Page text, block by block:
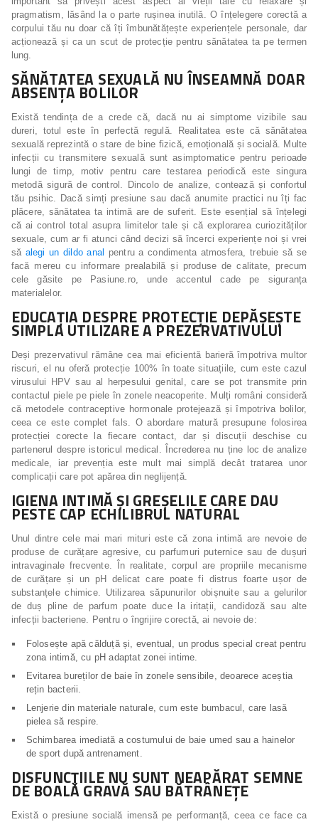
pragmatism, lăsând la o parte rușinea inutilă. O înțelegere corectă a
corpului tău nu doar că îți îmbunătățește experiențele personale, dar
acționează și ca un scut de protecție pentru sănătatea ta pe termen
lung.
SĂNĂTATEA SEXUALĂ NU ÎNSEAMNĂ DOAR
ABSENȚA BOLILOR
Există tendința de a crede că, dacă nu ai simptome vizibile sau
dureri, totul este în perfectă regulă. Realitatea este că sănătatea
sexuală reprezintă o stare de bine fizică, emoțională și socială. Multe
infecții cu transmitere sexuală sunt asimptomatice pentru perioade
lungi de timp, motiv pentru care testarea periodică este singura
metodă sigură de control. Dincolo de analize, contează și confortul
tău psihic. Dacă simți presiune sau dacă anumite practici nu îți fac
plăcere, sănătatea ta intimă are de suferit. Este esențial să înțelegi
că ai control total asupra limitelor tale și că explorarea curiozităților
sexuale, cum ar fi atunci când decizi să încerci experiențe noi și vrei
să alegi un dildo anal pentru a condimenta atmosfera, trebuie să se
facă mereu cu informare prealabilă și produse de calitate, precum
cele găsite pe Pasiune.ro, unde accentul cade pe siguranța
materialelor.
EDUCAȚIA DESPRE PROTECȚIE DEPĂȘEȘTE
SIMPLA UTILIZARE A PREZERVATIVULUI
Deși prezervativul rămâne cea mai eficientă barieră împotriva multor
riscuri, el nu oferă protecție 100% în toate situațiile, cum este cazul
virusului HPV sau al herpesului genital, care se pot transmite prin
contactul piele pe piele în zonele neacoperite. Mulți români consideră
că metodele contraceptive hormonale protejează și împotriva bolilor,
ceea ce este complet fals. O abordare matură presupune folosirea
protecției corecte la fiecare contact, dar și discuții deschise cu
partenerul despre istoricul medical. Încrederea nu ține loc de analize
medicale, iar prevenția este mult mai simplă decât tratarea unor
complicații care pot apărea din neglijență.
IGIENA INTIMĂ ȘI GREȘELILE CARE DAU
PESTE CAP ECHILIBRUL NATURAL
Unul dintre cele mai mari mituri este că zona intimă are nevoie de
produse de curățare agresive, cu parfumuri puternice sau de dușuri
intravaginale frecvente. În realitate, corpul are propriile mecanisme
de curățare și un pH delicat care poate fi distrus foarte ușor de
substanțele chimice. Utilizarea săpunurilor obișnuite sau a gelurilor
de duș pline de parfum poate duce la iritații, candidoză sau alte
infecții bacteriene. Pentru o îngrijire corectă, ai nevoie de:
Folosește apă călduță și, eventual, un produs special creat pentru
zona intimă, cu pH adaptat zonei intime.
Evitarea bureților de baie în zonele sensibile, deoarece aceștia
rețin bacterii.
Lenjerie din materiale naturale, cum este bumbacul, care lasă
pielea să respire.
Schimbarea imediată a costumului de baie umed sau a hainelor
de sport după antrenament.
DISFUNCȚIILE NU SUNT NEAPĂRAT SEMNE
DE BOALĂ GRAVĂ SAU BĂTRÂNEȚE
Există o presiune socială imensă pe performanță, ceea ce face ca